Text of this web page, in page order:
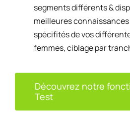
segments différents &
meilleures
spécifités de vos
femmes, ciblage par
Découvrez notre
Test